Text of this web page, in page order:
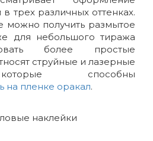
трех различных оттенках.
можно получить размытое
для небольшого тиража
более простые
струйные и лазерные
способны
на пленке оракал.